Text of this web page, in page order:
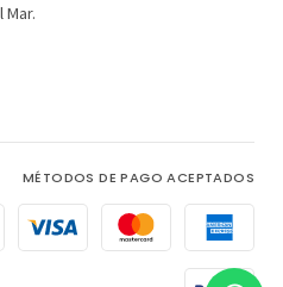
Mar.
MÉTODOS DE PAGO ACEPTADOS